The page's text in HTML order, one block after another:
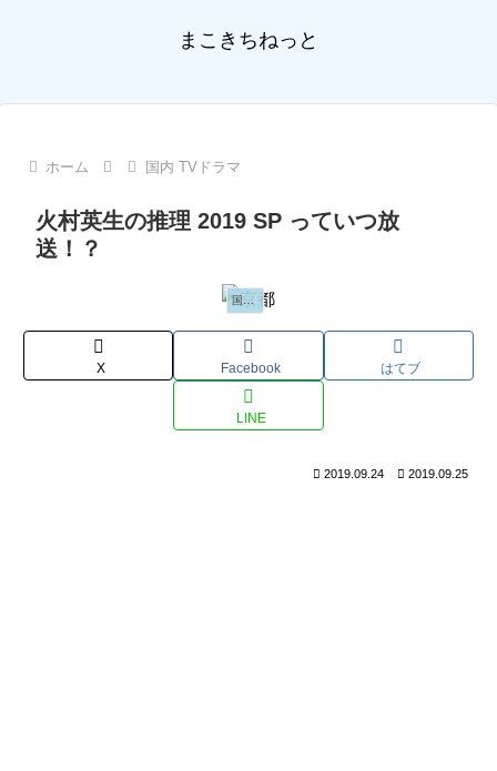
まこきちねっと
ホーム 国内 TVドラマ
火村英生の推理 2019 SP っていつ放
送！？
国内 TVドラマ
X Facebook はてブ
LINE
2019.09.24 2019.09.25